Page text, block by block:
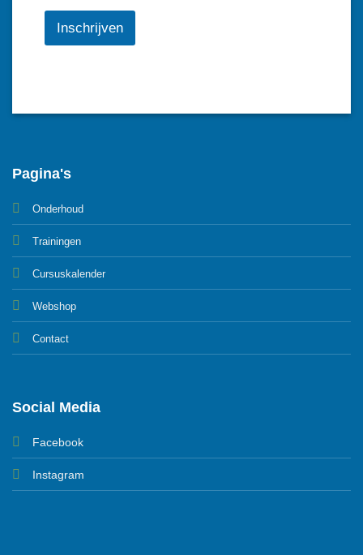
Inschrijven
Pagina's
Onderhoud
Trainingen
Cursuskalender
Webshop
Contact
Social Media
Facebook
Instagram